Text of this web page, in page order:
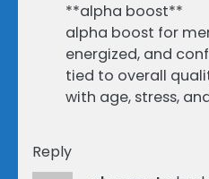
**alpha boost**
alpha boost for
energized, and
tied to overall
with age, stress,
Reply